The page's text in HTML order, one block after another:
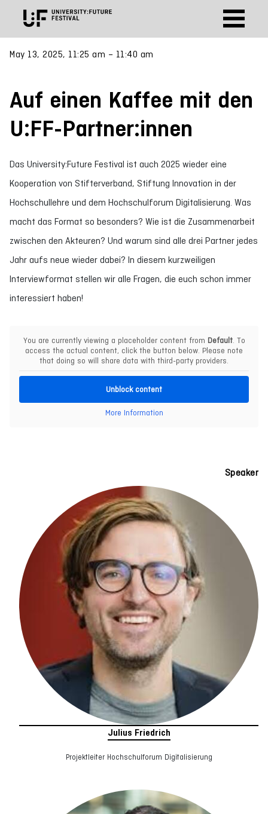
May 13, 2025, 11:25 am – 11:40 am
Auf einen Kaffee mit den
U:FF-Partner:innen
Das University:Future Festival ist auch 2025 wieder eine
Kooperation von Stifterverband, Stiftung Innovation in der
Hochschullehre und dem Hochschulforum Digitalisierung. Was
macht das Format so besonders? Wie ist die Zusammenarbeit
zwischen den Akteuren? Und warum sind alle drei Partner jedes
Jahr aufs neue wieder dabei? In diesem kurzweiligen
Interviewformat stellen wir alle Fragen, die euch schon immer
interessiert haben!
You are currently viewing a placeholder content from Default. To
access the actual content, click the button below. Please note
that doing so will share data with third-party providers.
Unblock content
More Information
Speaker
Julius Friedrich
Projektleiter Hochschulforum Digitalisierung